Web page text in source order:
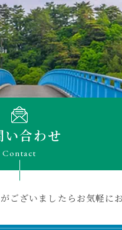
い合わせ
Contact
ございましたらお気軽に